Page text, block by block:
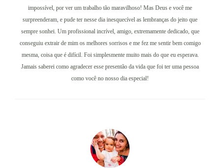
impossível, por ver um trabalho tão maravilhoso! Mas Deus e você me
surpreenderam, e pude ter nesse dia inesquecível as lembranças do jeito que
sempre sonhei. Um profissional incrível, amigo, extremamente dedicado, que
conseguiu extrair de mim os melhores sorrisos e me fez me sentir bem comigo
mesma, coisa que é difícil. Foi simplesmente muito mais do que eu esperava.
Jamais saberei como agradecer esse presentão da vida que foi ter uma pessoa
como você no nosso dia especial!